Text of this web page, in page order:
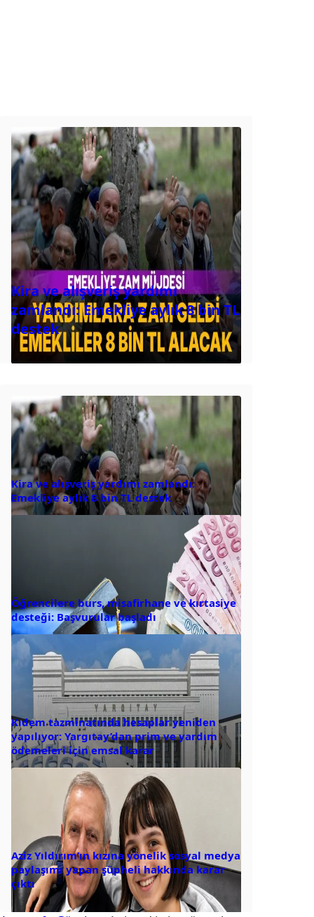
Kira ve alışveriş yardımı
zamlandı: Emekliye aylık 8 bin TL
destek
Kira ve alışveriş yardımı zamlandı:
Emekliye aylık 8 bin TL destek
Öğrencilere burs, misafirhane ve kırtasiye
desteği: Başvurular başladı
Kıdem tazminatında hesaplar yeniden
yapılıyor: Yargıtay’dan prim ve yardım
ödemeleri için emsal karar
Aziz Yıldırım’ın kızına yönelik sosyal medya
paylaşımı yapan şüpheli hakkında karar
çıktı